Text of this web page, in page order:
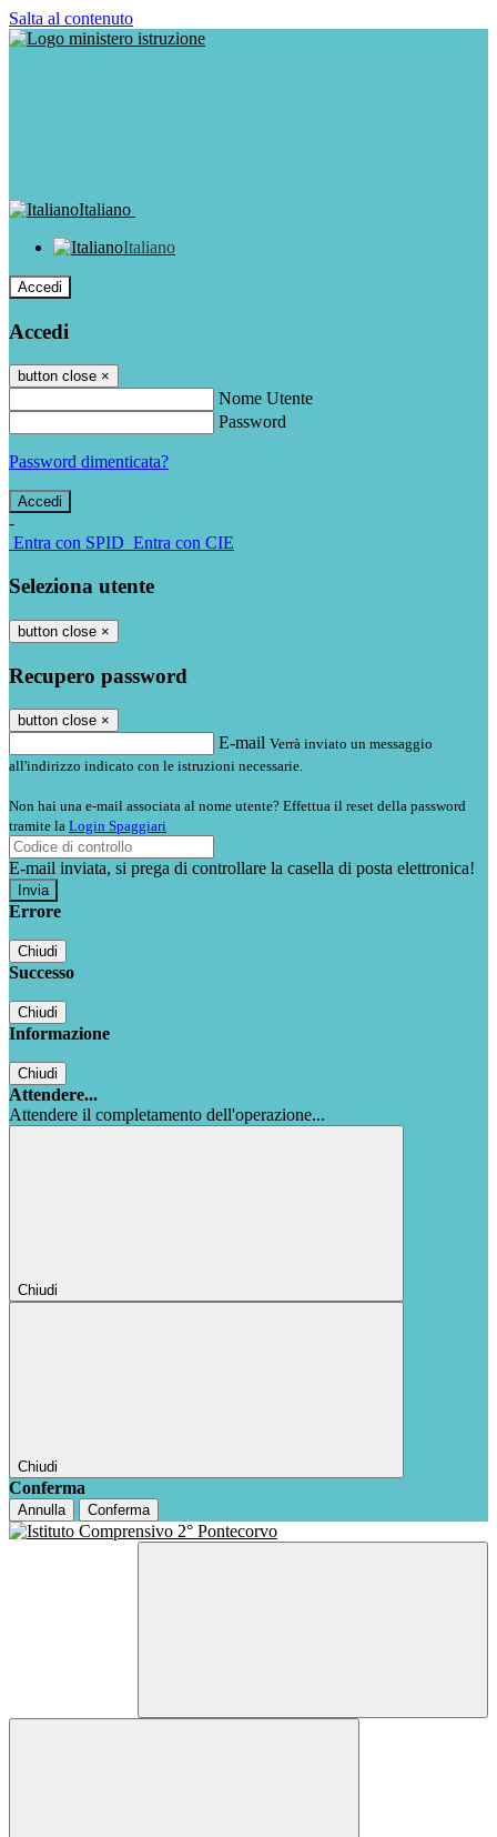
Salta al contenuto
Italiano
Italiano
Accedi
Accedi
button close ×
Nome Utente
Password
Password dimenticata?
-
Entra con SPID Entra con CIE
Seleziona utente
button close ×
Recupero password
button close ×
E-mail Verrà inviato un messaggio
all'indirizzo indicato con le istruzioni necessarie.
Non hai una e-mail associata al nome utente? Effettua il reset della password
tramite la Login Spaggiari
E-mail inviata, si prega di controllare la casella di posta elettronica!
Errore
Chiudi
Successo
Chiudi
Informazione
Chiudi
Attendere...
Attendere il completamento dell'operazione...
Chiudi
Chiudi
Conferma
Annulla Conferma